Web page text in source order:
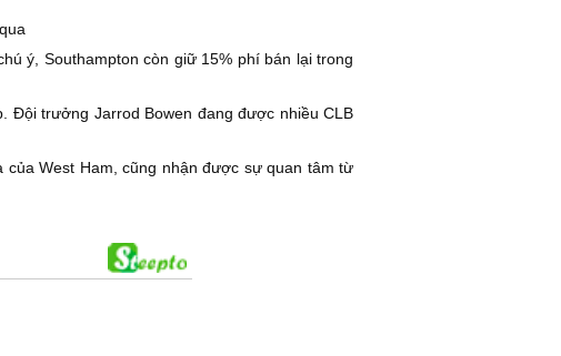
ý, Southampton còn giữ 15% phí bán lại trong
Đội trưởng Jarrod Bowen đang được nhiều CLB
West Ham, cũng nhận được sự quan tâm từ